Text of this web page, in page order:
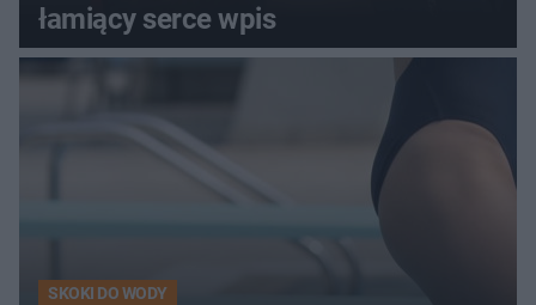
łamiący serce wpis
SKOKI DO WODY